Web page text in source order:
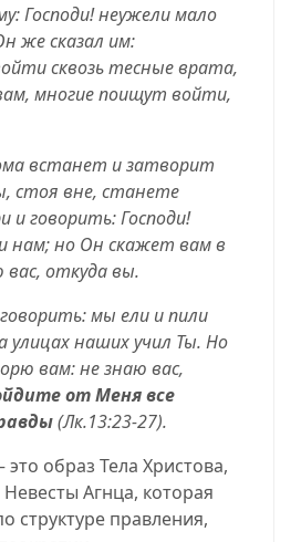
Господи! неужели мало
же сказал им:
сквозь тесные врата,
многие поищут войти,
встанет и затворит
стоя вне, станете
и говорить: Господи!
нам; но Он скажет вам в
откуда вы.
мы ели и пили
улицах наших учил Ты. Но
вам: не знаю вас,
от Меня все
(Лк.13:23-27).
это образ Тела Христова,
Агнца, которая
структуре правления,